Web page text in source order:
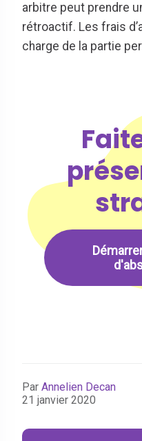
arbitre peut prendre
rétroactif. Les frais
charge de la partie
Par Annelien Decan
21 janvier 2020